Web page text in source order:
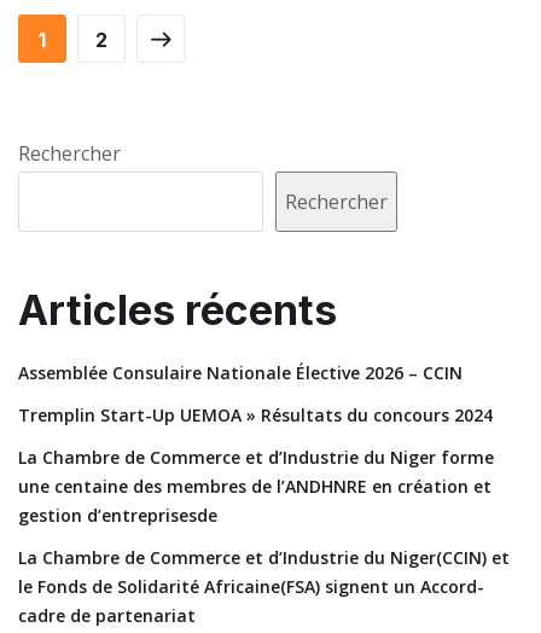
1 2
Rechercher
Rechercher
Articles récents
Assemblée Consulaire Nationale Élective 2026 – CCIN
Tremplin Start-Up UEMOA » Résultats du concours 2024
La Chambre de Commerce et d’Industrie du Niger forme
une centaine des membres de l’ANDHNRE en création et
gestion d’entreprisesde
La Chambre de Commerce et d’Industrie du Niger(CCIN) et
le Fonds de Solidarité Africaine(FSA) signent un Accord-
cadre de partenariat